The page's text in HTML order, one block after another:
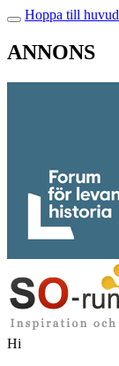
Hoppa till
ANNONS
Hi